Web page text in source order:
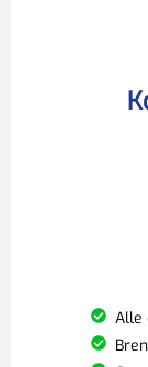
Alle